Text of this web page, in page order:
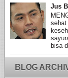
Jus
sehat
bisa
BLOG